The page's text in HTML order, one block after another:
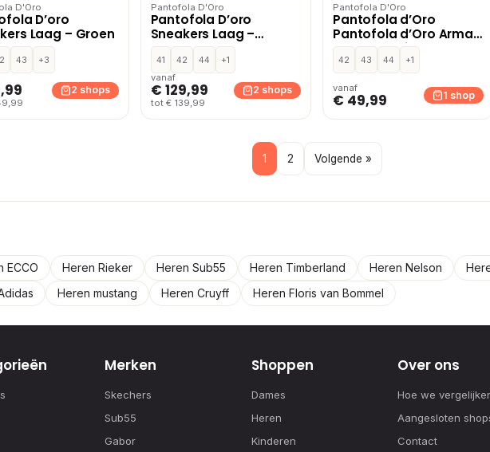
D'Oro
D’oro
Laag – Groen
43
+3
2 shops
Pantofola D'Oro
Pantofola D’oro
Sneakers Laag –
Cognac
41 42 44
+1
vanaf
€ 129,99
tot € 139,99
2 shops
Pantofola D'Oro
Pantofola d’Oro
Pantofola d’Oro Arma
Sneakers wit Suede
42 43 44 +1
vanaf
€ 49,99 1 shop
1 2 Volgende »
ECCO Heren Rieker Heren Sub55 Heren Timberland Heren Nelson
Heren mustang Heren Cruyff Heren Floris van Bommel
Merken
Skechers
Sub55
Gabor
Shoppen
Dames
Heren
Kinderen
Over ons
Hoe we
Aangesloten
Contact